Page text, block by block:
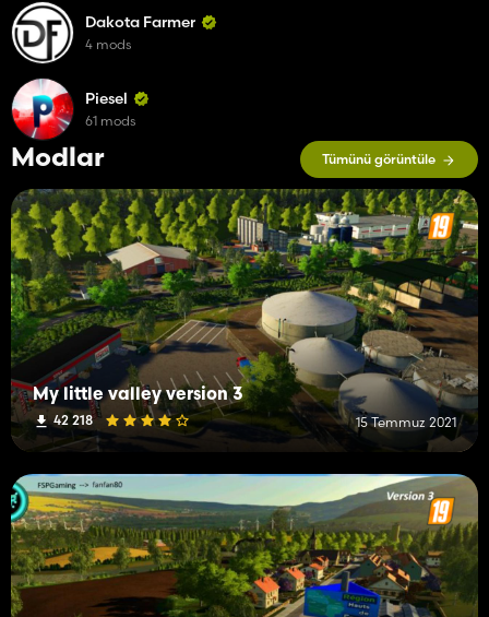
Modlar Tümünü görüntüle
My little valley version 3
42 218 15 Temmuz 2021
Dakota Farmer
4 mods
Piesel
61 mods